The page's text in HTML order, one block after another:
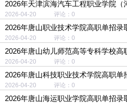
2026年天津滨海汽车工程职业学院
数线
2026-04-20 评论：0
2026年唐山职业技术学院高职单招录
2026-04-20 评论：0
2026年唐山幼儿师范高等专科学校高
2026-04-20 评论：0
2026年唐山科技职业技术学院高职单
2026-04-20 评论：0
2026年唐山海运职业学院高职单招录